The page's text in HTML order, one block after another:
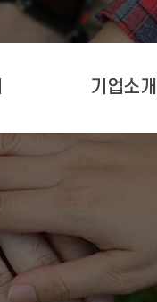
기업소개